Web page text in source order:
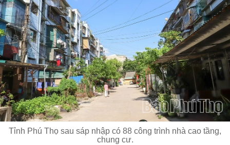
Tỉnh Phú Thọ sau sáp nhập có 88 công trình nhà cao tầng,
chung cư.